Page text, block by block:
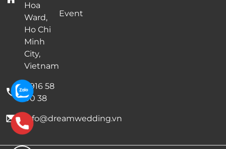
Hoa
Ward,
Ho Chi
Minh
City,
Vietnam
0916 58
00 38
info@dreamwedding.vn
Event